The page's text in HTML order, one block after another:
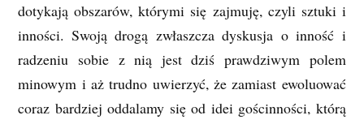
dotykają obszarów, którymi się zajmuję, czyli sztuki i
inności. Swoją drogą zwłaszcza dyskusja o inność i
radzeniu sobie z nią jest dziś prawdziwym polem
minowym i aż trudno uwierzyć, że zamiast ewoluować
coraz bardziej oddalamy się od idei gościnności, którą